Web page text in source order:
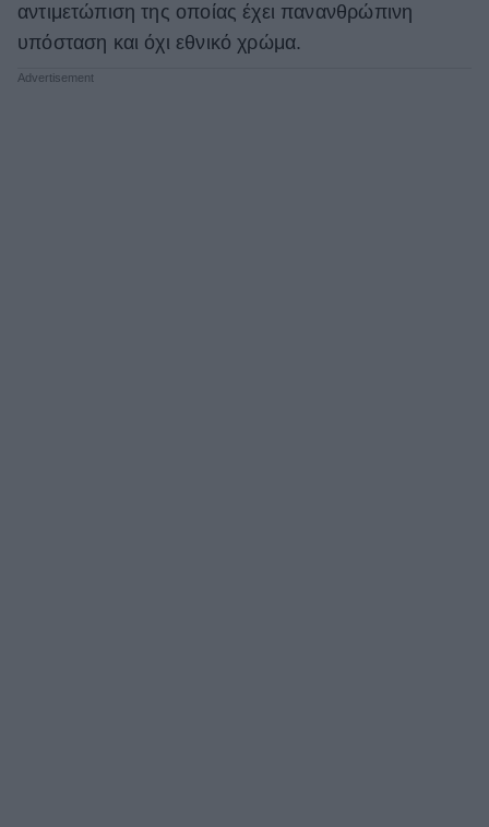
αντιμετώπιση της οποίας έχει πανανθρώπινη
υπόσταση και όχι εθνικό χρώμα.